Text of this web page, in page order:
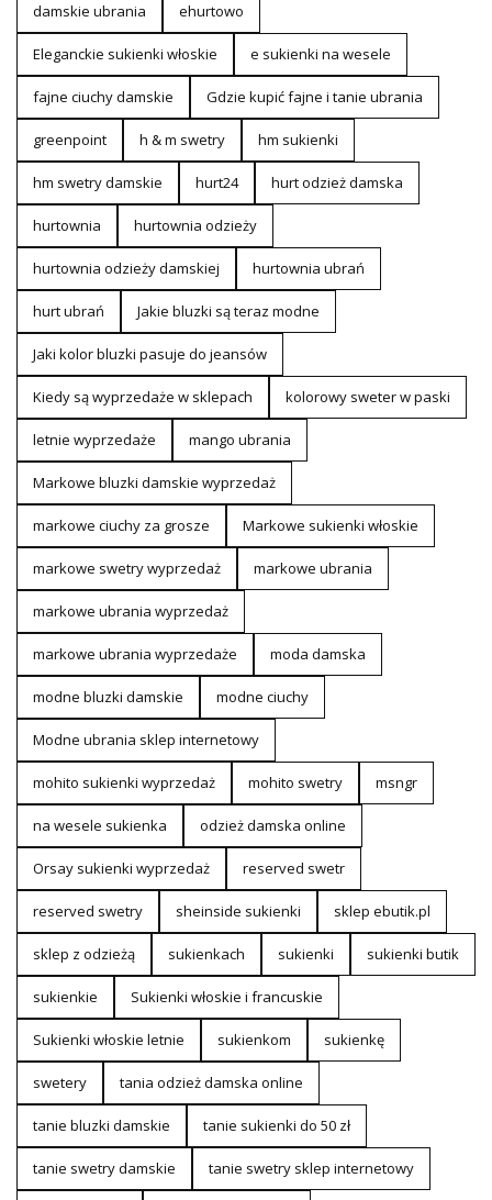
damskie ubrania ehurtowo
Eleganckie sukienki włoskie e sukienki na wesele
fajne ciuchy damskie Gdzie kupić fajne i tanie ubrania
greenpoint h & m swetry hm sukienki
hm swetry damskie hurt24 hurt odzież damska
hurtownia hurtownia odzieży
hurtownia odzieży damskiej hurtownia ubrań
hurt ubrań Jakie bluzki są teraz modne
Jaki kolor bluzki pasuje do jeansów
Kiedy są wyprzedaże w sklepach kolorowy sweter w paski
letnie wyprzedaże mango ubrania
Markowe bluzki damskie wyprzedaż
markowe ciuchy za grosze Markowe sukienki włoskie
markowe swetry wyprzedaż markowe ubrania
markowe ubrania wyprzedaż
markowe ubrania wyprzedaże moda damska
modne bluzki damskie modne ciuchy
Modne ubrania sklep internetowy
mohito sukienki wyprzedaż mohito swetry msngr
na wesele sukienka odzież damska online
Orsay sukienki wyprzedaż reserved swetr
reserved swetry sheinside sukienki sklep ebutik.pl
sklep z odzieżą sukienkach sukienki sukienki butik
sukienkie Sukienki włoskie i francuskie
Sukienki włoskie letnie sukienkom sukienkę
swetery tania odzież damska online
tanie bluzki damskie tanie sukienki do 50 zł
tanie swetry damskie tanie swetry sklep internetowy